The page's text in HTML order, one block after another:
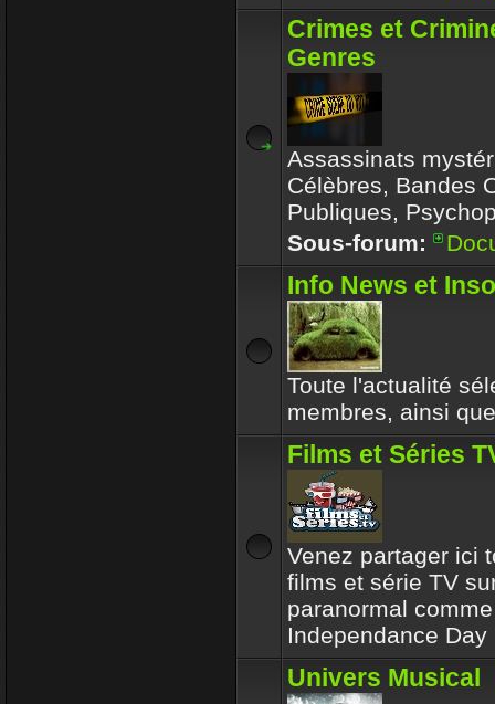
Crimes et
Genres
Assassinats
Célèbres, Bandes
Publiques,
Sous-forum:
Info News et
Toute l'actualité
membres, ainsi
Films et Séries
Venez partager ici
films et série TV
paranormal
Independance
Univers Musical